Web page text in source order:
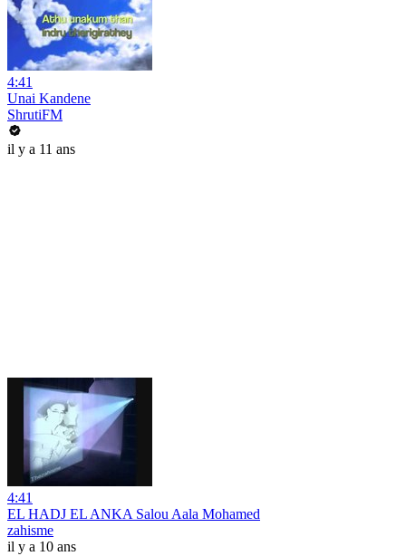
4:41
Unai Kandene
ShrutiFM
il y a 11 ans
4:41
EL HADJ EL ANKA Salou Aala Mohamed
zahisme
il y a 10 ans